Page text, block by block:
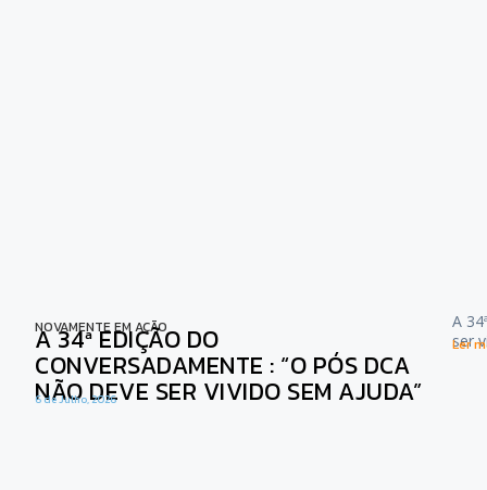
NOVAMENTE EM AÇÃO
A 34ª EDIÇÃO DO
CONVERSADAMENTE : “O PÓS DCA
NÃO DEVE SER VIVIDO SEM AJUDA”
6 de Julho, 2026
A
ser
Ler